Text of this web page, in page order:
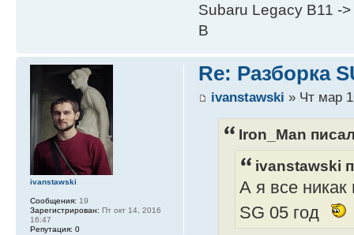
Subaru Legacy B11 -
B
Re: Разборка
ivanstawski » Чт мар
Iron_Man
ivanstawski
А я все
SG 05 год
ivanstawski
Сообщения: 19
Зарегистрирован: Пт окт 14, 2016
16:47
Репутация: 0